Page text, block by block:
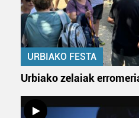
URBIAKO FESTA
Urbiako zelaiak